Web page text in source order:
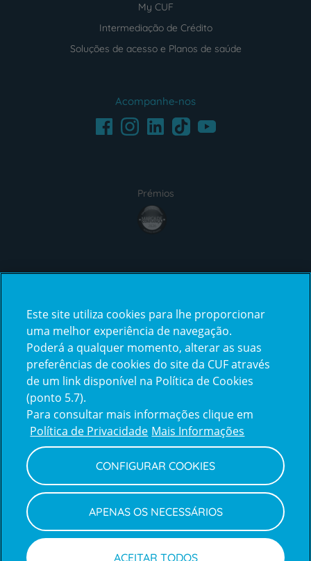
My CUF
Intermediação de Crédito
Soluções de acesso e Planos de saúde
Acompanhe-nos
FacebookInstagramLinkedInTikTokYoutube
Prémios
award4
certification2certification3
Reclamações
e
elogios
Policy
Política de Privacidade e Cookies
Declaração de Acessibilidade
Canal de Denúncias
Informações legais
Este site utiliza cookies para lhe proporcionar
uma melhor experiência de navegação.
Poderá a qualquer momento, alterar as suas
preferências de cookies do site da CUF através
de um link disponível na Política de Cookies
(ponto 5.7).
Para consultar mais informações clique em
Política de Privacidade Mais Informações
CONFIGURAR COOKIES
APENAS OS NECESSÁRIOS
ACEITAR TODOS